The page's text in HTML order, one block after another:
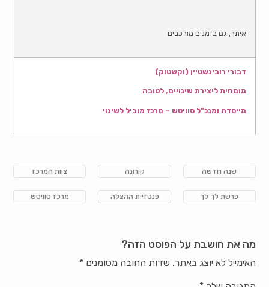
איתך, גם בזמנים מורכבים
דבורי רובינשטיין (וקשטוק)
מומחית ליצירת שינויים,לטובה
מייסדת ומנכ"ל סוויטש – מרכז מוביל לשינוי
שנה חדשה קורונה צוות המרכז
פרשת לך לך פנטזיית ההצלה מרכז סוויטש
מה את חושבת על הפוסט הזה?
האימייל לא יוצג באתר. שדות החובה מסומנים*